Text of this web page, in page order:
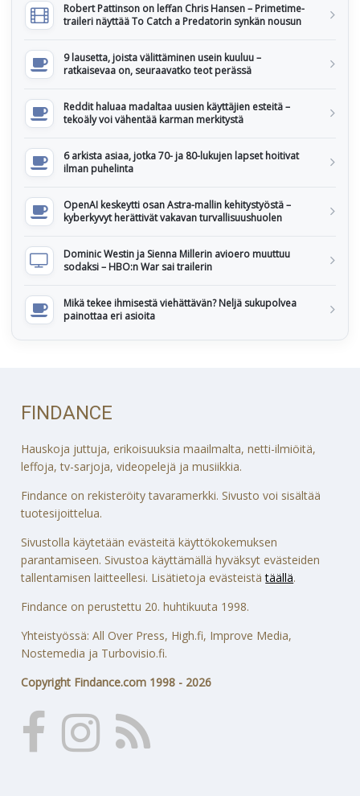
Robert Pattinson on leffan Chris Hansen – Primetime-
traileri näyttää To Catch a Predatorin synkän nousun
9 lausetta, joista välittäminen usein kuuluu –
ratkaisevaa on, seuraavatko teot perässä
Reddit haluaa madaltaa uusien käyttäjien esteitä –
tekoäly voi vähentää karman merkitystä
6 arkista asiaa, jotka 70- ja 80-lukujen lapset hoitivat
ilman puhelinta
OpenAI keskeytti osan Astra-mallin kehitystyöstä –
kyberkyvyt herättivät vakavan turvallisuushuolen
Dominic Westin ja Sienna Millerin avioero muuttuu
sodaksi – HBO:n War sai trailerin
Mikä tekee ihmisestä viehättävän? Neljä sukupolvea
painottaa eri asioita
FINDANCE
Hauskoja juttuja, erikoisuuksia maailmalta, netti-ilmiöitä,
leffoja, tv-sarjoja, videopelejä ja musiikkia.
Findance on rekisteröity tavaramerkki. Sivusto voi sisältää
tuotesijoittelua.
Sivustolla käytetään evästeitä käyttökokemuksen
parantamiseen. Sivustoa käyttämällä hyväksyt evästeiden
tallentamisen laitteellesi. Lisätietoja evästeistätäällä.
Findance on perustettu 20. huhtikuuta 1998.
Yhteistyössä: All Over Press, High.fi, Improve Media,
Nostemedia ja Turbovisio.fi.
Copyright Findance.com 1998 - 2026